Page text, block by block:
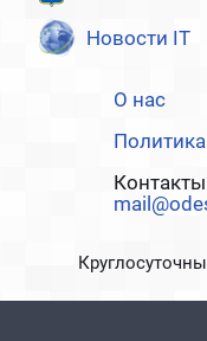
Новости IT
О нас